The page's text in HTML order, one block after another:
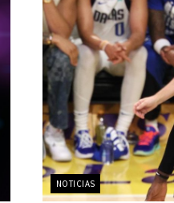
NOTICIAS